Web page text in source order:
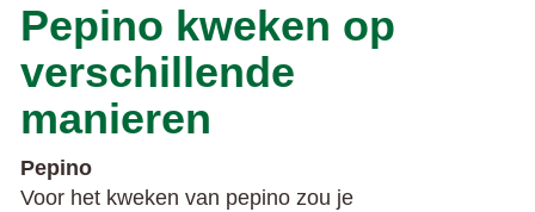
Pepino kweken op
verschillende
manieren
Pepino
Voor het kweken van pepino zou je